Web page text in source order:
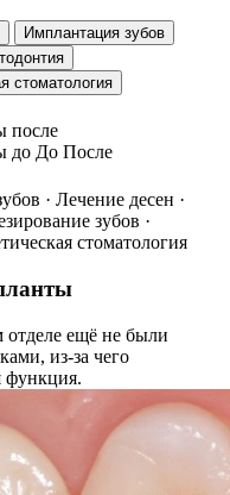
Имплантация зубов
стоматология
До После
· Лечение десен ·
зубов ·
стоматология
ещё не были
из-за чего
функция.